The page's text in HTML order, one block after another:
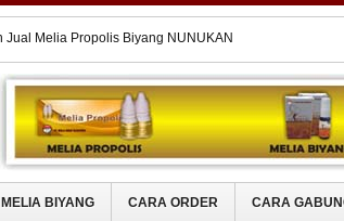
Jual Melia Propolis Biyang NUNUKAN
Jual Melia Propolis Biyang Di TIDORE
Jual Melia Propolis Biyang Di MALUKU
Jual Melia Propolis Biyang Di DONGGALA
Jual Melia Propolis Biyang LANNY JAYA
MELIA BIYANG CARA ORDER CARA